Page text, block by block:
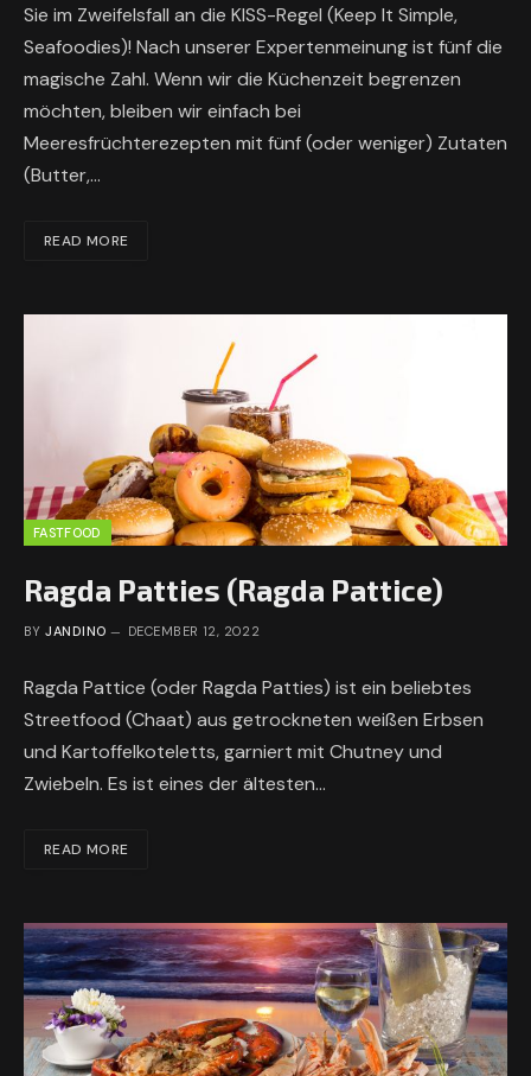
Sie im Zweifelsfall an die KISS-Regel (Keep It Simple,
Seafoodies)! Nach unserer Expertenmeinung ist fünf die
magische Zahl. Wenn wir die Küchenzeit begrenzen
möchten, bleiben wir einfach bei
Meeresfrüchterezepten mit fünf (oder weniger) Zutaten
(Butter,…
READ MORE
FASTFOOD
Ragda Patties (Ragda Pattice)
BY JANDINO DECEMBER 12, 2022
Ragda Pattice (oder Ragda Patties) ist ein beliebtes
Streetfood (Chaat) aus getrockneten weißen Erbsen
und Kartoffelkoteletts, garniert mit Chutney und
Zwiebeln. Es ist eines der ältesten…
READ MORE